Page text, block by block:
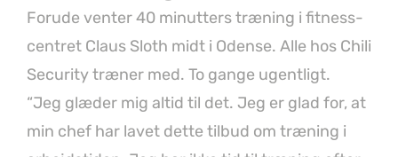
Forude venter 40 minutters træning i fitness-
centret Claus Sloth midt i Odense. Alle hos Chili
Security træner med. To gange ugentligt.
“Jeg glæder mig altid til det. Jeg er glad for, at
min chef har lavet dette tilbud om træning i